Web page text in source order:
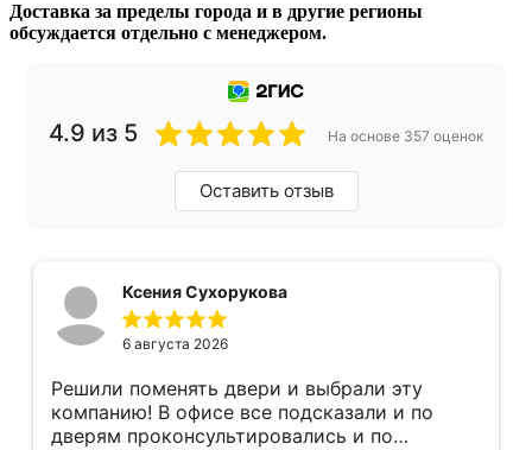
Доставка за пределы города и в другие регионы
обсуждается отдельно с менеджером.
4.9 из 5 На основе 357 оценок
Оставить отзыв
Ксения Сухорукова
6 августа 2026
Решили поменять двери и выбрали эту
компанию! В офисе все подсказали и по
дверям проконсультировались и по